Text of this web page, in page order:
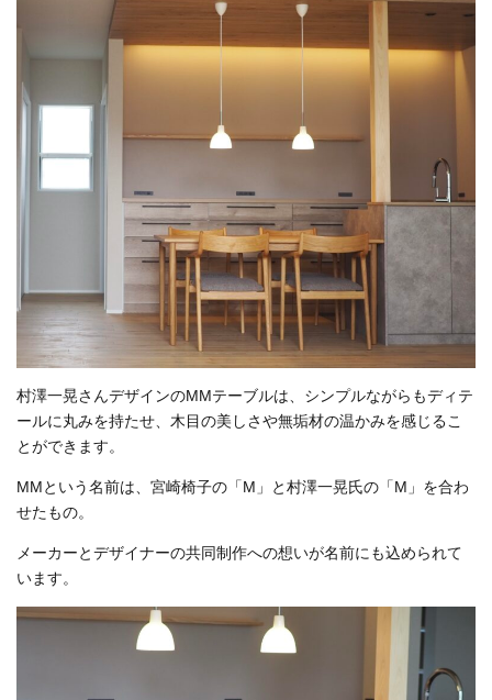
村澤一晃さんデザインのMMテーブルは、シンプルながらもディテ
ールに丸みを持たせ、木目の美しさや無垢材の温かみを感じるこ
とができます。
MMという名前は、宮崎椅子の「M」と村澤一晃氏の「M」を合わ
せたもの。
メーカーとデザイナーの共同制作への想いが名前にも込められて
います。